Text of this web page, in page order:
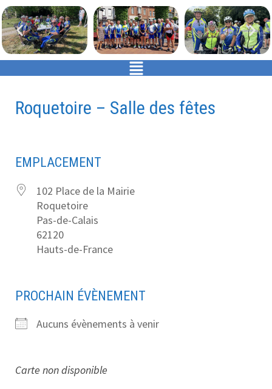
Roquetoire – Salle des fêtes
EMPLACEMENT
102 Place de la Mairie
Roquetoire
Pas-de-Calais
62120
Hauts-de-France
PROCHAIN ÉVÈNEMENT
Aucuns évènements à venir
Carte non disponible